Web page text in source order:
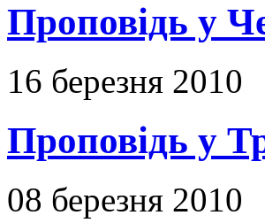
Проповідь у
16 березня 2010
Проповідь у
08 березня 2010